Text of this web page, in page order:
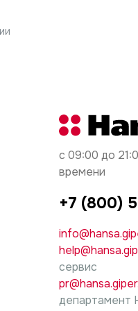
вследствие
за
остается у Вас.
производителя
для себя
с 09:00 до
времени
+7 (800)
сервис
департамент